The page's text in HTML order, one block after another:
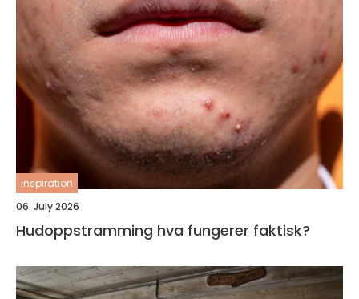
inspiration
06. July 2026
Hudoppstramming hva fungerer faktisk?